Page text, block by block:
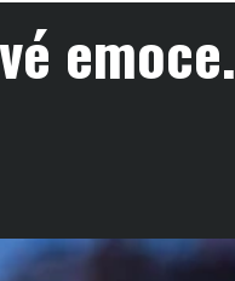
emoce.